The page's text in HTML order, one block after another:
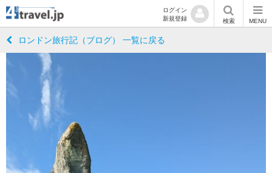
ログイン
新規登録
検索 MENU
ロンドン旅行記（ブログ） 一覧に戻る